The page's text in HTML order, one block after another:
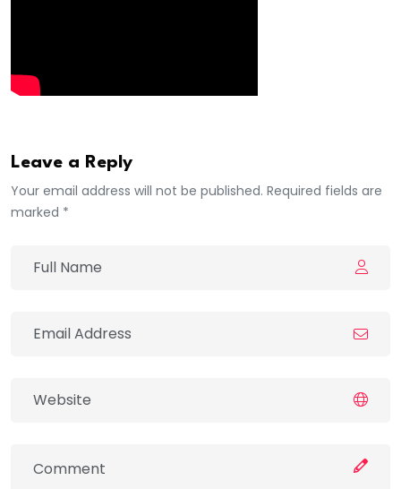
Leave a Reply
Your email address will not be published. Required fields are
marked *